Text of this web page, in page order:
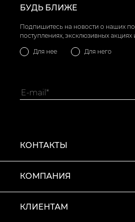
БУДЬ БЛИЖЕ
Подпишитесь на новости о наших
поступлениях, эксклюзивных акциях
Для нее Для него
КОНТАКТЫ
КОМПАНИЯ
КЛИЕНТАМ